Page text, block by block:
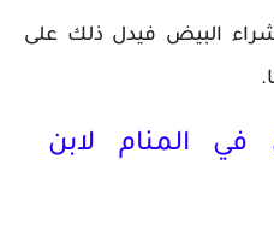
البيض فيدل ذلك على
المنام لابن